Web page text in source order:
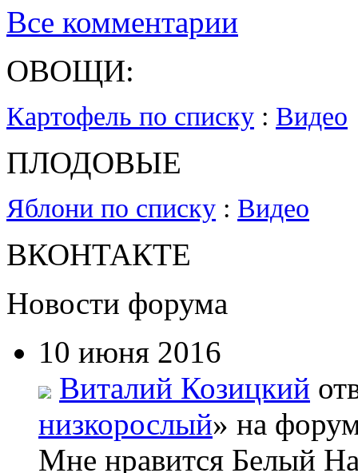
Все комментарии
ОВОЩИ:
Картофель по списку : Видео
ПЛОДОВЫЕ
Яблони по списку : Видео
ВКОНТАКТЕ
Новости форума
10 июня 2016
Виталий Козицкий
низкорослый» на
Мне нравится Белый